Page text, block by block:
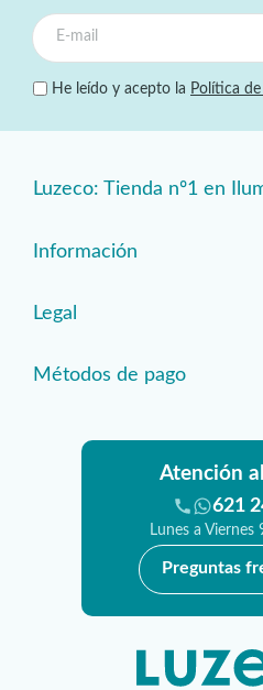
He leído y acepto la Política
Luzeco: Tienda nº1 en
Información
Legal
Métodos de pago
Atención
621
Lunes a
Preguntas